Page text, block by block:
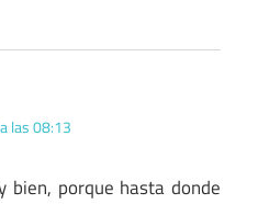
las 08:13
bien, porque hasta donde